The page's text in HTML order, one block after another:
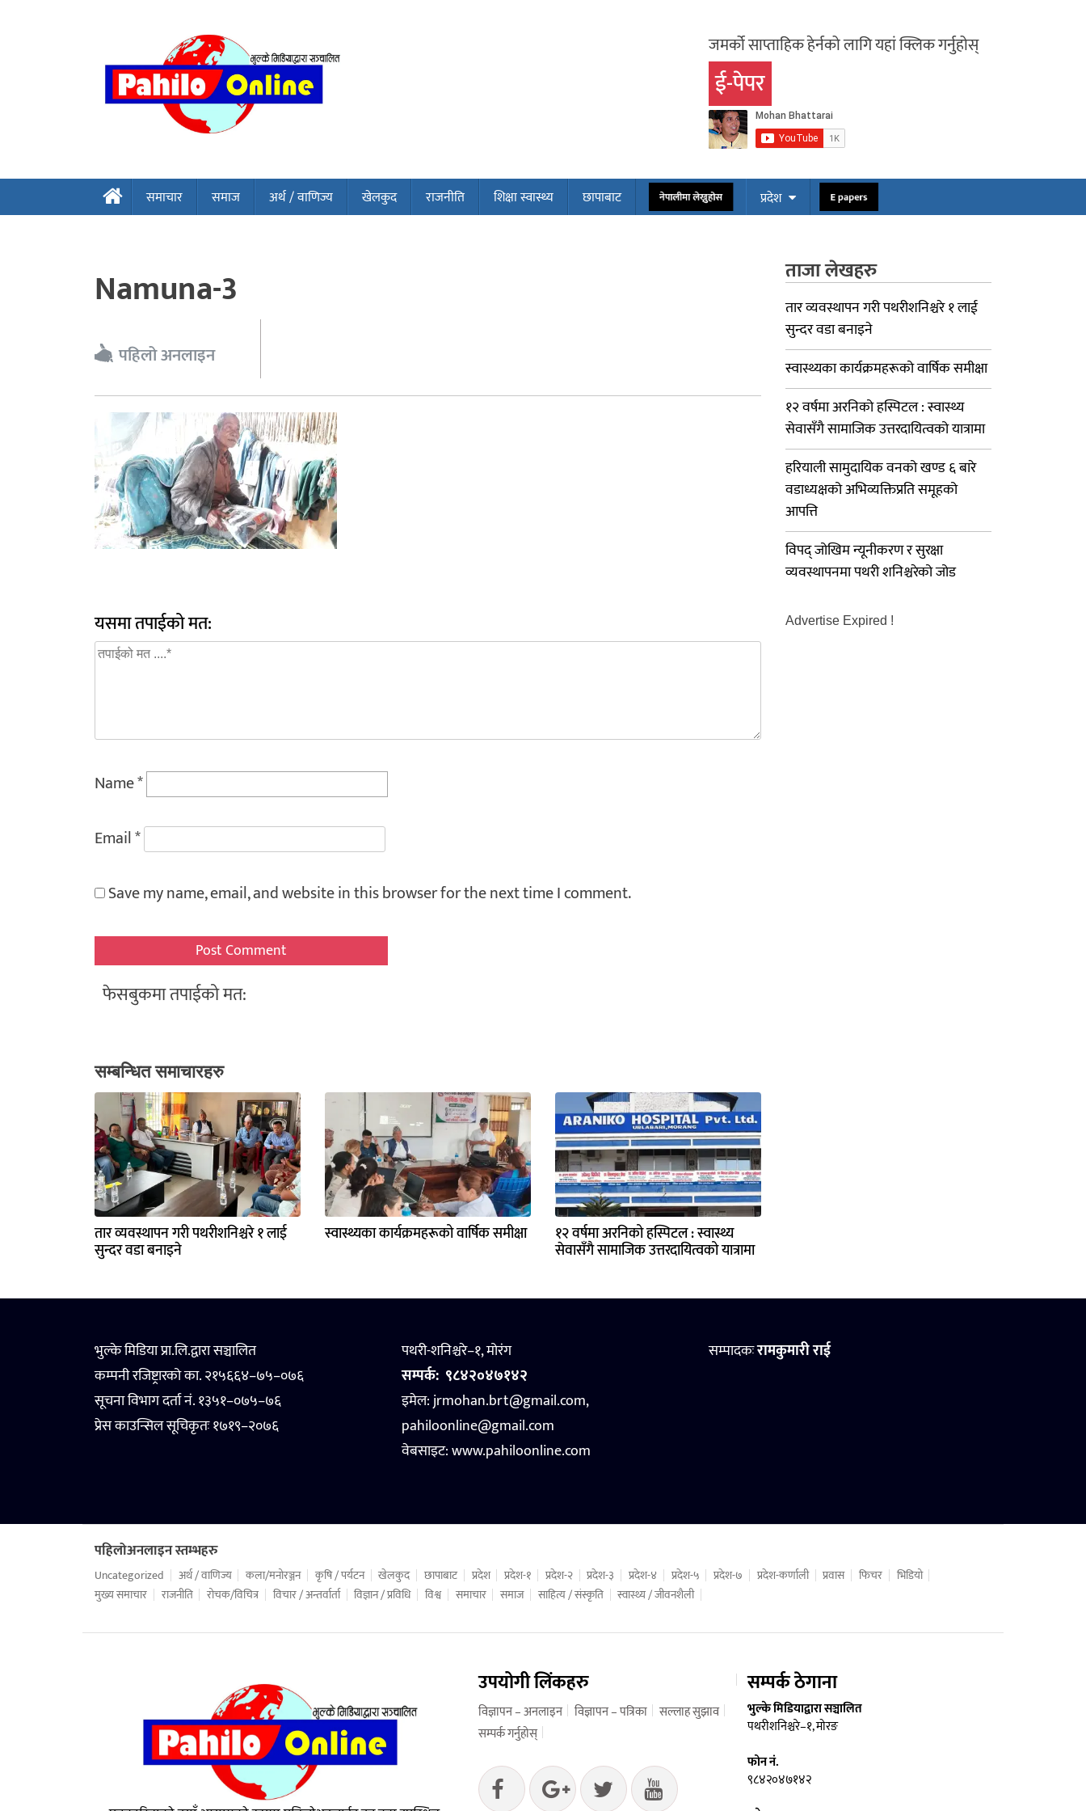
जमर्को साप्ताहिक हेर्नको लागि यहां क्लिक गर्नुहोस्
ई-पेपर
समाचार समाज अर्थ / वाणिज्य खेलकुद राजनीति शिक्षा स्वास्थ्य छापाबाट नेपालीमा लेख्नुहोस प्रदेश E papers
Namuna-3
पहिलो अनलाइन
यसमा तपाईको मत:
Name*
Email*
Save my name, email, and website in this browser for the next time I comment.
फेसबुकमा तपाईको मत:
सम्बन्धित समाचारहरु
तार व्यवस्थापन गरी पथरीशनिश्चरे १ लाई
सुन्दर वडा बनाइने
स्वास्थ्यका कार्यक्रमहरूको वार्षिक समीक्षा १२ वर्षमा अरनिको हस्पिटल : स्वास्थ्य
सेवासँगै सामाजिक उत्तरदायित्वको यात्रामा
ताजा लेखहरु
तार व्यवस्थापन गरी पथरीशनिश्चरे १ लाई
सुन्दर वडा बनाइने
स्वास्थ्यका कार्यक्रमहरूको वार्षिक समीक्षा
१२ वर्षमा अरनिको हस्पिटल : स्वास्थ्य
सेवासँगै सामाजिक उत्तरदायित्वको यात्रामा
हरियाली सामुदायिक वनको खण्ड ६ बारे
वडाध्यक्षको अभिव्यक्तिप्रति समूहको
आपत्ति
विपद् जोखिम न्यूनीकरण र सुरक्षा
व्यवस्थापनमा पथरी शनिश्चरेको जोड
Advertise Expired !
भुल्के मिडिया प्रा.लि.द्वारा सञ्चालित
कम्पनी रजिष्ट्रारको का. २१५६६४–७५–०७६
सूचना विभाग दर्ता नं. १३५१–०७५–७६
प्रेस काउन्सिल सूचिकृतः १७१९–२०७६
पथरी-शनिश्चरे–१, मोरंग
सम्पर्क: ९८४२०४७१४२
इमेल: jrmohan.brt@gmail.com,
pahiloonline@gmail.com
वेबसाइट:www.pahiloonline.com
सम्पादकःरामकुमारी राई
पहिलोअनलाइन स्तम्भहरु
Uncategorized अर्थ / वाणिज्य कला/मनोरञ्जन कृषि / पर्यटन खेलकुद छापाबाट प्रदेश प्रदेश-१ प्रदेश-२ प्रदेश-३ प्रदेश-४ प्रदेश-५ प्रदेश-७ प्रदेश-कर्णाली प्रवास फिचर
भिडियो
मुख्य समाचार
राजनीति रोचक/विचित्र विचार / अन्तर्वार्ता विज्ञान / प्रविधि विश्व समाचार समाज साहित्य / संस्कृति स्वास्थ्य / जीवनशैली
उपयोगी लिंकहरु
विज्ञापन – अनलाइन विज्ञापन – पत्रिका सल्लाह सुझाव
सम्पर्क गर्नुहोस्
सम्पर्क ठेगाना
भुल्के मिडियाद्वारा सञ्चालित
पथरीशनिश्चरे–१, मोरङ
फोन नं.
९८४२०४७१४२